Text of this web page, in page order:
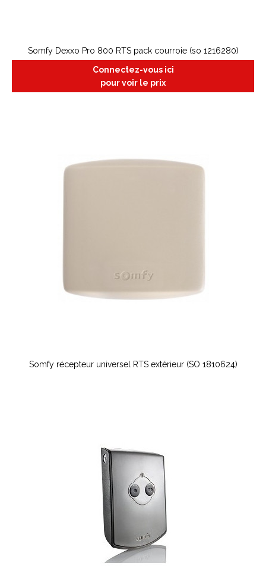
Somfy Dexxo Pro 800 RTS pack courroie (so 1216280)
Connectez-vous ici
pour voir le prix
Somfy récepteur universel RTS extérieur (SO 1810624)